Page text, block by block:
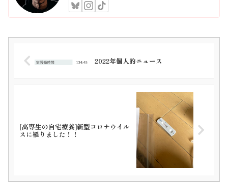
2022年個人的ニュース
[高専生の自宅療養]新型コロナウイル
スに罹りました！！